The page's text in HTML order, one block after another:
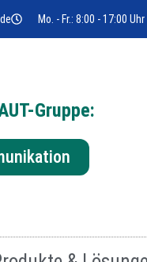
Mo. - Fr.: 8:00 - 17:00 Uhr
Gruppe: